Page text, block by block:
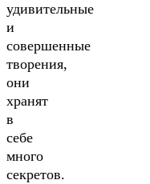
удивительные
и
совершенные
творения,
они
хранят
в
себе
много
секретов.